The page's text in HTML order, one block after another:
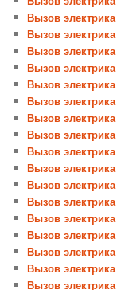
Вызов
Вызов
Вызов
Вызов
Вызов
Вызов
Вызов
Вызов
Вызов
Вызов
Вызов
Вызов
Вызов
Вызов
Вызов
Вызов
Вызов